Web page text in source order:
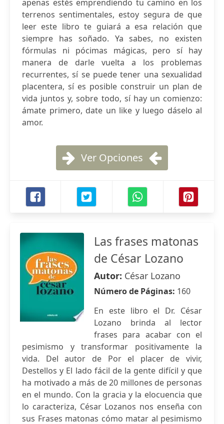
apenas estés emprendiendo tu camino en los
terrenos sentimentales, estoy segura de que
leer este libro te guiará a esa relación que
siempre has soñado. Ya sabes, no existen
fórmulas ni pócimas mágicas, pero sí hay
manera de darle vuelta a los problemas
recurrentes, sí se puede tener una sexualidad
placentera, sí es posible construir un plan de
vida juntos y, sobre todo, sí hay un comienzo:
ámate primero, date un like y luego dáselo al
amor.
Ver Opciones
Las frases matonas
de César Lozano
Autor: César Lozano
Número de Páginas: 160
En este libro el Dr. César
Lozano brinda al lector
frases para acabar con el
pesimismo y transformar positivamente la
vida. Del autor de Por el placer de vivir,
Destellos y El lado fácil de la gente difícil y que
ha motivado a más de 20 millones de personas
en el mundo. Con la gracia y la elocuencia que
lo caracteriza, César Lozanos nos enseña con
sus Frases matonas cómo matar al pesimismo